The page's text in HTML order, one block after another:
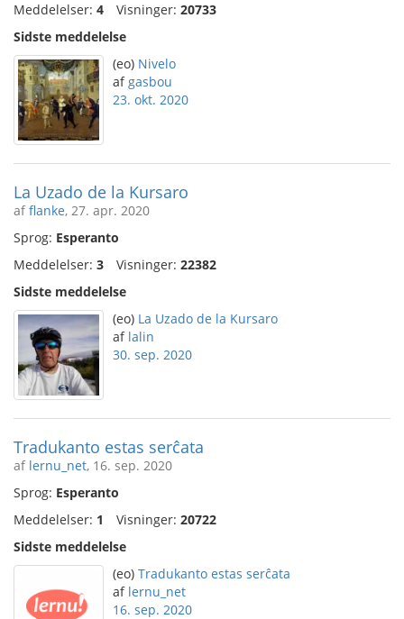
Meddelelser: 4 Visninger: 20733
Sidste meddelelse
(eo) Nivelo
afgasbou
23. okt. 2020
La Uzado de la Kursaro
afflanke, 27. apr. 2020
Sprog: Esperanto
Meddelelser: 3 Visninger: 22382
Sidste meddelelse
(eo) La Uzado de la Kursaro
af lalin
30. sep. 2020
Tradukanto estas serĉata
af lernu_net, 16. sep. 2020
Sprog: Esperanto
Meddelelser: 1 Visninger: 20722
Sidste meddelelse
(eo) Tradukanto estas serĉata
af lernu_net
16. sep. 2020